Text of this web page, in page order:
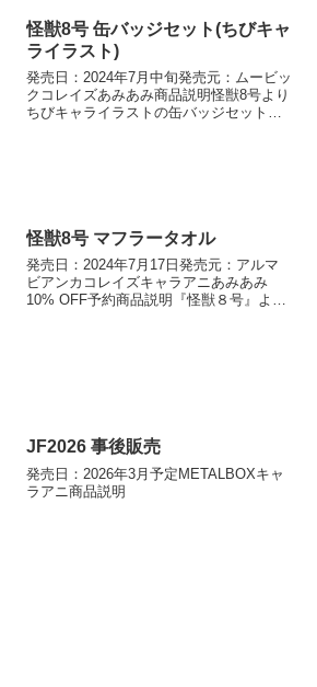
怪獣8号 缶バッジセット(ちびキャ
ライラスト)
発売日：2024年7月中旬発売元：ムービッ
クコレイズあみあみ商品説明怪獣8号より
ちびキャライラストの缶バッジセットが
怪獣8号 マフラータオル
発売日：2024年7月17日発売元：アルマ
ビアンカコレイズキャラアニあみあみ
10% OFF予約商品説明『怪獣８号』よ
JF2026 事後販売
発売日：2026年3月予定METALBOXキャ
ラアニ商品説明